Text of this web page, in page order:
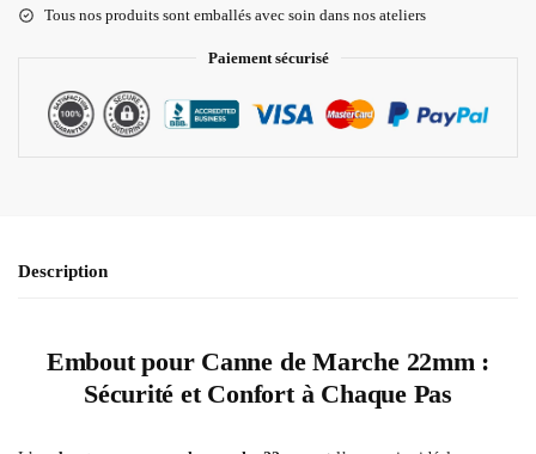
Tous nos produits sont emballés avec soin dans nos ateliers
Paiement sécurisé
Description
Embout pour Canne de Marche 22mm :
Sécurité et Confort à Chaque Pas